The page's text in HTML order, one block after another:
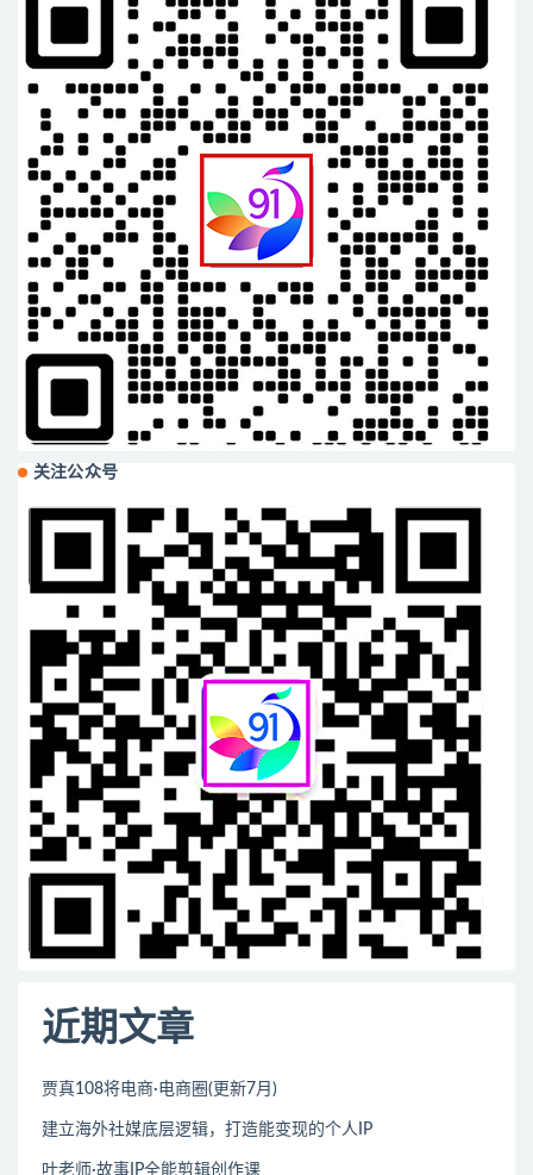
关注公众号
近期文章
贾真108将电商·电商圈(更新7月)
建立海外社媒底层逻辑，打造能变现的个人IP
叶老师·故事IP全能剪辑创作课